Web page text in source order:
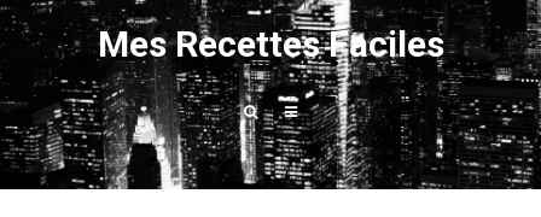
Skip
to
content
Mes Recettes Faciles